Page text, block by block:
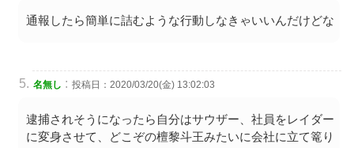
通報したら簡単に詰むような行動しなきゃいいんだけどな
名無し : 投稿日：2020/03/20(金) 13:02:03
逮捕されそうになったら自分はサウザー、社員をレイダー
に変身させて、どこぞの檀黎斗王みたいに会社に立て篭り